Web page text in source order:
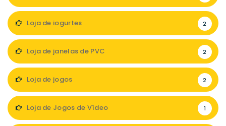
Loja de iogurtes 2
Loja de janelas de PVC 2
Loja de jogos 2
Loja de Jogos de Vídeo 1